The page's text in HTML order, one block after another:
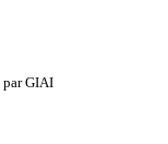
parGIAI